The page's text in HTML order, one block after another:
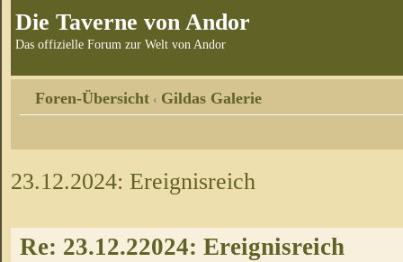
Die Taverne von Andor
Das offizielle Forum zur Welt von Andor
Foren-Übersicht ‹ Gildas Galerie
23.12.2024: Ereignisreich
Re: 23.12.22024: Ereignisreich